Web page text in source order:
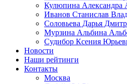
Кулюпина Александра
Иванов Станислав
Соловьева Дарья
Мурзина Альбина
Судибор Ксения
Новости
Наши рейтинги
Контакты
Москва